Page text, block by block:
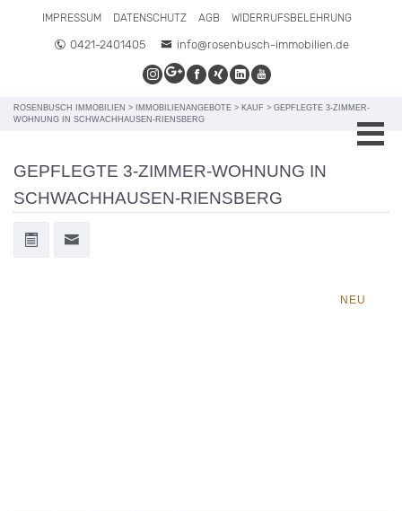
IMPRESSUM DATENSCHUTZ AGB WIDERRUFSBELEHRUNG
0421-2401405 info@rosenbusch-immobilien.de
ROSENBUSCH IMMOBILIEN > IMMOBILIENANGEBOTE > KAUF > GEPFLEGTE 3-ZIMMER-
WOHNUNG IN SCHWACHHAUSEN-RIENSBERG
GEPFLEGTE 3-ZIMMER-WOHNUNG IN
SCHWACHHAUSEN-RIENSBERG
NEU